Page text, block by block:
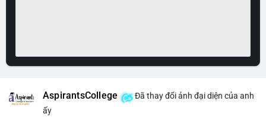
AspirantsCollege
Đã thay đổi ảnh đại diện của anh
ấy